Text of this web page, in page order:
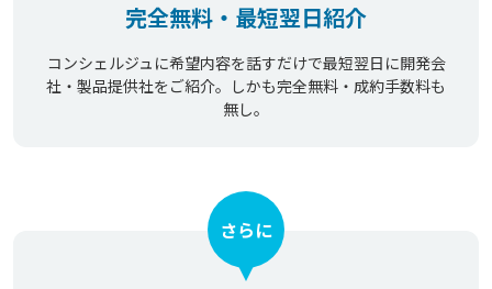
完全無料・最短翌日紹介
コンシェルジュに希望内容を話すだけで最短翌日に開発会
社・製品提供社をご紹介。しかも完全無料・成約手数料も
無し。
さらに